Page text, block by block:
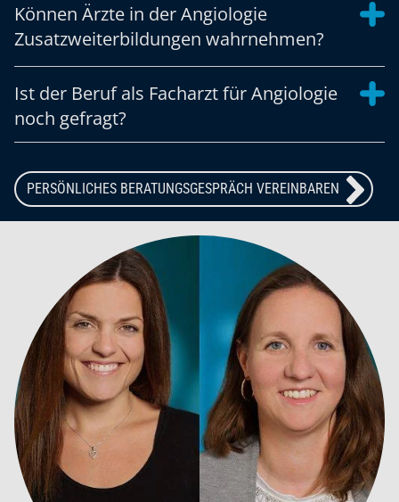
Können Ärzte in der Angiologie
Zusatzweiterbildungen wahrnehmen?
Ist der Beruf als Facharzt für Angiologie
noch gefragt?
PERSÖNLICHES BERATUNGSGESPRÄCH VEREINBAREN